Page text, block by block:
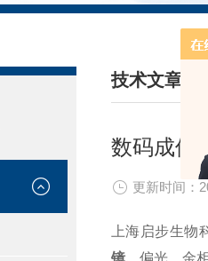
技术文章
/ TECHNICAL
数码成像
更新时间
上海启步生物
镜、 偏光、金相